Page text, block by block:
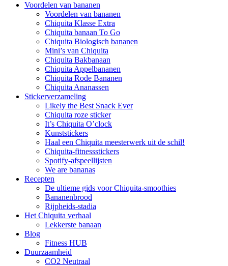
Voordelen van bananen
Voordelen van bananen
Chiquita Klasse Extra
Chiquita banaan To Go
Chiquita Biologisch bananen
Mini’s van Chiquita
Chiquita Bakbanaan
Chiquita Appelbananen
Chiquita Rode Bananen
Chiquita Ananassen
Stickerverzameling
Likely the Best Snack Ever
Chiquita roze sticker
It’s Chiquita O’clock
Kunststickers
Haal een Chiquita meesterwerk uit de schil!
Chiquita-fitnessstickers
Spotify-afspeellijsten
We are bananas
Recepten
De ultieme gids voor Chiquita-smoothies
Bananenbrood
Rijpheids-stadia
Het Chiquita verhaal
Lekkerste banaan
Blog
Fitness HUB
Duurzaamheid
CO2 Neutraal